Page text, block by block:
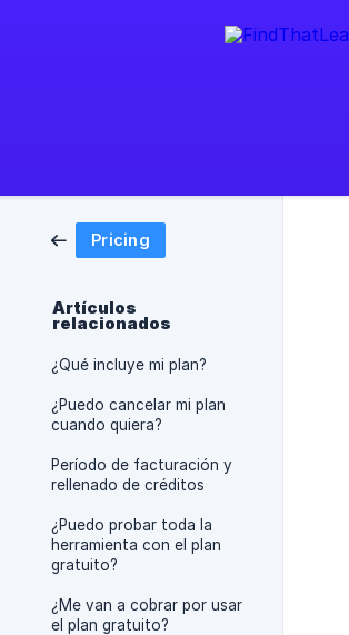
Pricing
Artículos
relacionados
¿Qué incluye mi plan?
¿Puedo cancelar mi plan
cuando quiera?
Período de facturación y
rellenado de créditos
¿Puedo probar toda la
herramienta con el plan
gratuito?
¿Me van a cobrar por usar
el plan gratuito?